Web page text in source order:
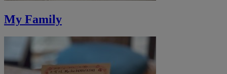
My Family